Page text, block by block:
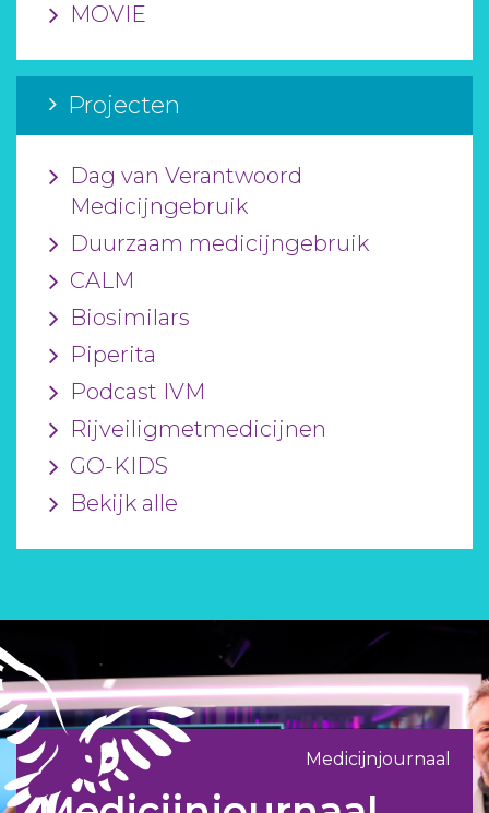
MOVIE
Projecten
Dag van Verantwoord
Medicijngebruik
Duurzaam medicijngebruik
CALM
Biosimilars
Piperita
Podcast IVM
Rijveiligmetmedicijnen
GO-KIDS
Bekijk alle
Medicijnjournaal